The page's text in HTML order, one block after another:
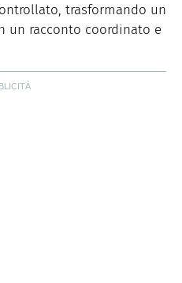
trasformando un
un racconto coordinato e